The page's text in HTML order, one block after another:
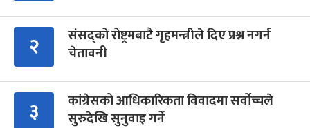
२
संसद्को रोष्ट्रमबाटै गृहमन्त्रीले दिए प्रश्न नगर्न
चेतावनी
३
कांग्रेसको आधिकारिकता विवादमा सर्वोच्चले
सुरुदेखि सुनुवाइ गर्ने